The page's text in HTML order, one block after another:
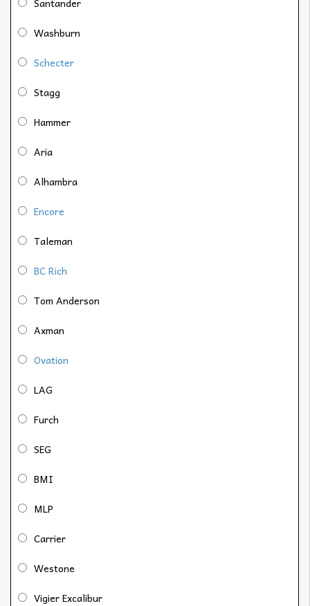
Washburn
Schecter
Stagg
Hammer
Aria
Alhambra
Encore
Taleman
BC Rich
Tom Anderson
Axman
Ovation
LAG
Furch
SEG
BMI
MLP
Carrier
Westone
Vigier Excalibur